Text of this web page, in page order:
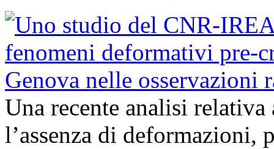
Una recente analisi
l’assenza di